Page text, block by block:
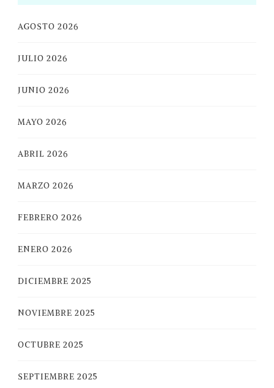
AGOSTO 2026
JULIO 2026
JUNIO 2026
MAYO 2026
ABRIL 2026
MARZO 2026
FEBRERO 2026
ENERO 2026
DICIEMBRE 2025
NOVIEMBRE 2025
OCTUBRE 2025
SEPTIEMBRE 2025